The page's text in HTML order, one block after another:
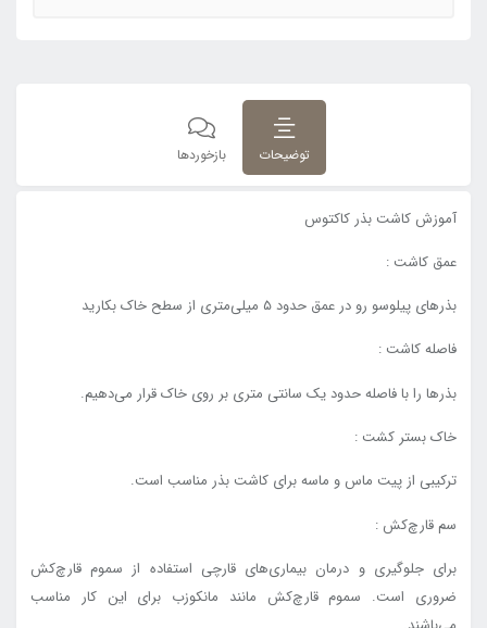
توضیحات بازخوردها
آموزش کاشت بذر کاکتوس
عمق کاشت :
بذرهای پیلوسو رو در عمق حدود ۵ میلی‌متری از سطح خاک بکارید
فاصله کاشت :
بذرها را با فاصله حدود یک سانتی متری بر روی خاک قرار می‌دهیم.
خاک بستر کشت :
ترکیبی از پیت ماس و ماسه برای کاشت بذر مناسب است.
سم قارچ‌کش :
برای جلوگیری و درمان بیماری‌های قارچی استفاده از سموم قارچ‌کش
ضروری است. سموم قارچ‌کش مانند مانکوزب برای این کار مناسب